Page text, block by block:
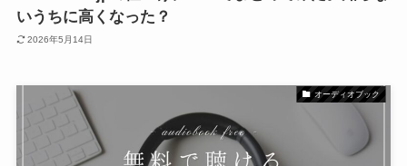
いうちに高くなった？
2026年5月14日
オーディオブック